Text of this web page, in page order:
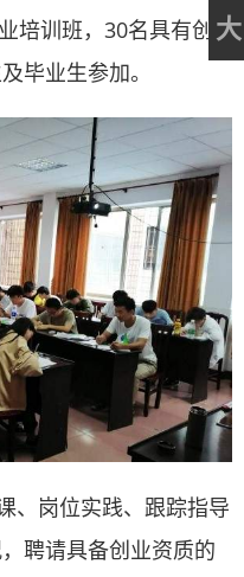
大
培训班，30名具有创
毕业生参加。
岗位实践、跟踪指导
聘请具备创业资质的